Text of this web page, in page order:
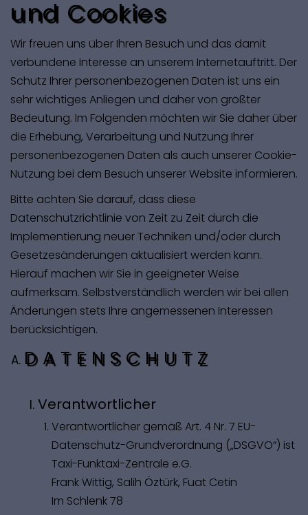
und Cookies
Wir freuen uns über Ihren Besuch und das damit
verbundene Interesse an unserem Internetauftritt. Der
Schutz Ihrer personenbezogenen Daten ist uns ein
sehr wichtiges Anliegen und daher von größter
Bedeutung. Im Folgenden möchten wir Sie daher über
die Erhebung, Verarbeitung und Nutzung Ihrer
personenbezogenen Daten als auch unserer Cookie-
Nutzung bei dem Besuch unserer Website informieren.
Bitte achten Sie darauf, dass diese
Datenschutzrichtlinie von Zeit zu Zeit durch die
Implementierung neuer Techniken und/oder durch
Gesetzesänderungen aktualisiert werden kann.
Hierauf machen wir Sie in geeigneter Weise
aufmerksam. Selbstverständlich werden wir bei allen
Änderungen stets Ihre angemessenen Interessen
berücksichtigen.
DATENSCHUTZ
Verantwortlicher
Verantwortlicher gemäß Art. 4 Nr. 7 EU-
Datenschutz-Grundverordnung („DSGVO“) ist
Taxi-Funktaxi-Zentrale e.G.
Frank Wittig, Salih Öztürk, Fuat Cetin
Im Schlenk 78